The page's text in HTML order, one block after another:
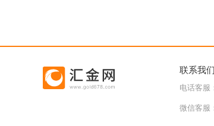
联系我们
电话客服
微信客服：